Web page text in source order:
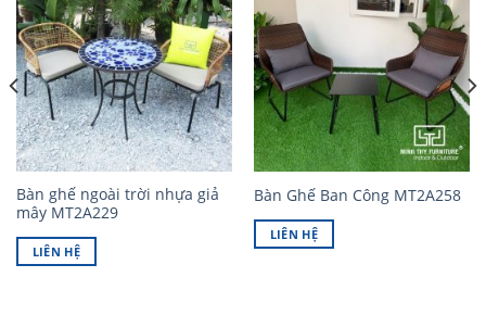
Bàn ghế ngoài trời nhựa giả
mây MT2A229
LIÊN HỆ
Bàn Ghế Ban Công MT2A258
LIÊN HỆ